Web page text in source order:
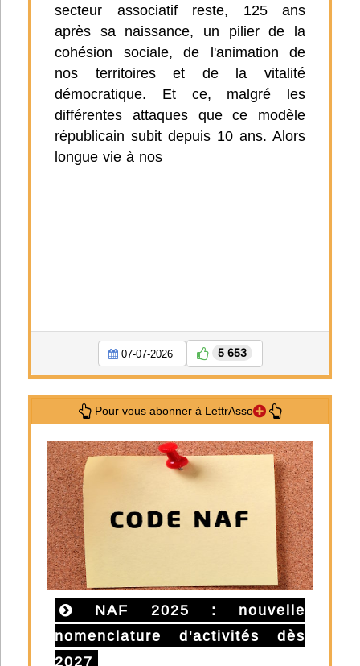
secteur associatif reste, 125 ans
après sa naissance, un pilier de la
cohésion sociale, de l'animation de
nos territoires et de la vitalité
démocratique. Et ce, malgré les
différentes attaques que ce modèle
républicain subit depuis 10 ans. Alors
longue vie à nos
07-07-2026 5 653
Pour vous abonner à LettrAsso
NAF 2025 : nouvelle
nomenclature d'activités dès
2027